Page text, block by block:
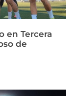
en Tercera
de